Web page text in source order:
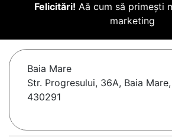
Felicitări! Aă cum să primești
marketing
Baia Mare
Str. Progresului, 36A, Baia
430291